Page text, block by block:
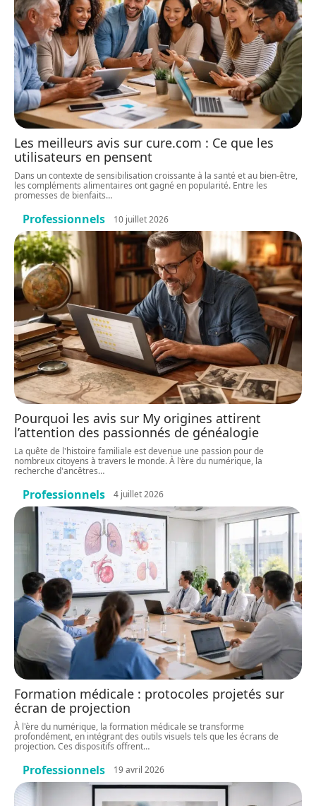
Les meilleurs avis sur cure.com : Ce que les
utilisateurs en pensent
Dans un contexte de sensibilisation croissante à la santé et au bien-être,
les compléments alimentaires ont gagné en popularité. Entre les
promesses de bienfaits…
Professionnels 10 juillet 2026
Pourquoi les avis sur My origines attirent
l’attention des passionnés de généalogie
La quête de l'histoire familiale est devenue une passion pour de
nombreux citoyens à travers le monde. À l'ère du numérique, la
recherche d'ancêtres…
Professionnels 4 juillet 2026
Formation médicale : protocoles projetés sur
écran de projection
À l'ère du numérique, la formation médicale se transforme
profondément, en intégrant des outils visuels tels que les écrans de
projection. Ces dispositifs offrent…
Professionnels 19 avril 2026